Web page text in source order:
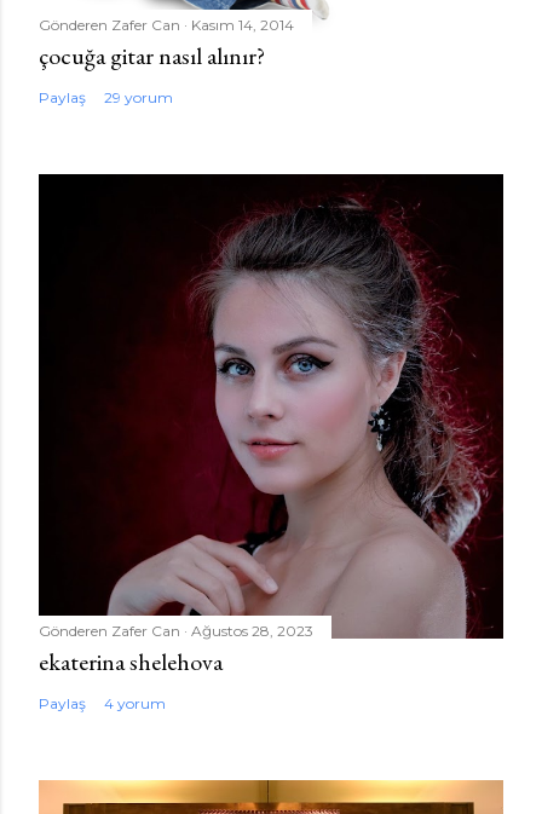
Gönderen Zafer Can Kasım 14, 2014
çocuğa gitar nasıl alınır?
Paylaş 29 yorum
Gönderen Zafer Can Ağustos 28, 2023
ekaterina shelehova
Paylaş 4 yorum